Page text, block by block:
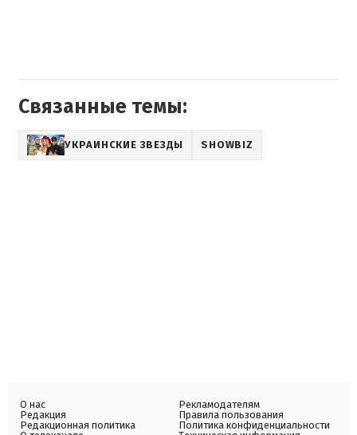
Связанные темы:
УКРАИНСКИЕ ЗВЕЗДЫ SHOWBIZ
О нас
Редакция
Редакционная политика
Рекламодателям
Правила пользования
Политика конфиденциальности